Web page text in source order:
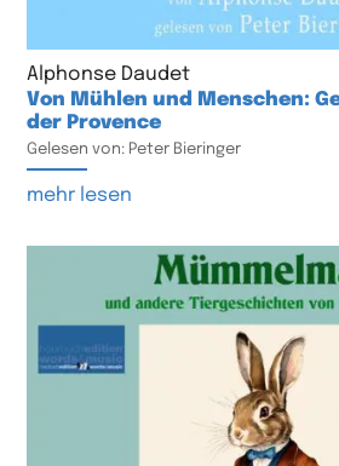
Alphonse Daudet
Von Mühlen und Menschen:
der Provence
Gelesen von: Peter Bieringer
mehr lesen